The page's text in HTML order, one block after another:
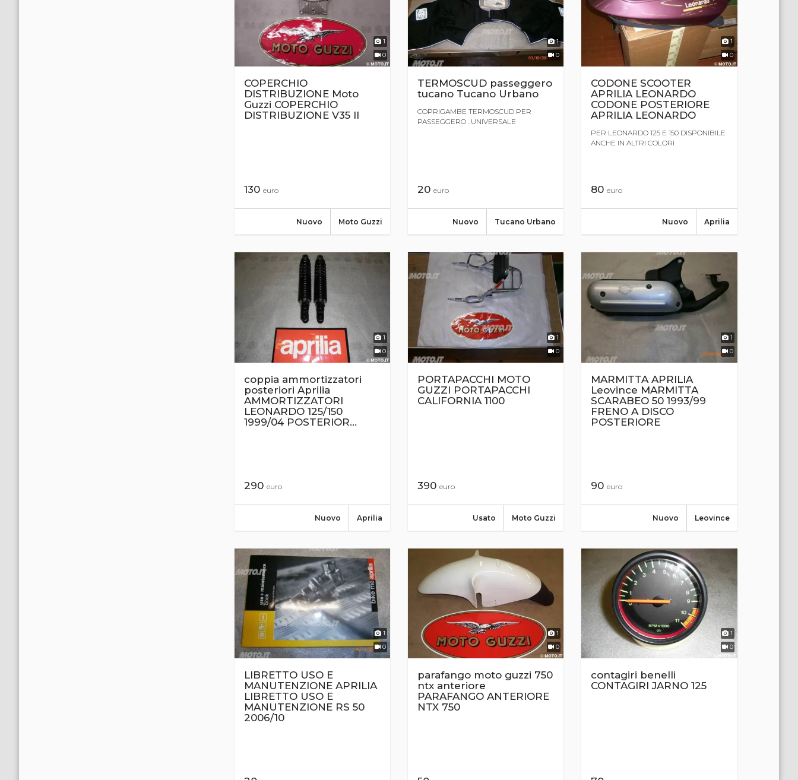
1
0
COPERCHIO
DISTRIBUZIONE Moto
Guzzi COPERCHIO
DISTRIBUZIONE V35 II
130 euro
Moto Guzzi
Nuovo
1
0
TERMOSCUD passeggero
tucano Tucano Urbano
COPRIGAMBE TERMOSCUD PER
PASSEGGERO . UNIVERSALE
20 euro
Tucano Urbano
Nuovo
1
0
CODONE SCOOTER
APRILIA LEONARDO
CODONE POSTERIORE
APRILIA LEONARDO
PER LEONARDO 125 E 150 DISPONIBILE
ANCHE IN ALTRI COLORI
80euro
Aprilia
Nuovo
1
0
coppia ammortizzatori
posteriori Aprilia
AMMORTIZZATORI
LEONARDO 125/150
1999/04 POSTERIOR...
290 euro
Aprilia
Nuovo
1
0
PORTAPACCHI MOTO
GUZZI PORTAPACCHI
CALIFORNIA 1100
390 euro
Moto Guzzi
Usato
1
0
MARMITTA APRILIA
Leovince MARMITTA
SCARABEO 50 1993/99
FRENO A DISCO
POSTERIORE
90euro
Leovince
Nuovo
1
0
LIBRETTO USO E
MANUTENZIONE APRILIA
LIBRETTO USO E
MANUTENZIONE RS 50
2006/10
1
0
parafango moto guzzi 750
ntx anteriore
PARAFANGO ANTERIORE
NTX 750
1
0
contagiri benelli
CONTAGIRI JARNO 125